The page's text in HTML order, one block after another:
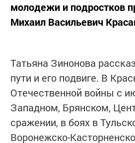
молодежи и подростков
Михаил Васильевич
Татьяна Зинонова
пути и его подвиге. В
Отечественной войны с
Западном, Брянском,
сражении, в боях в
Воронежско-